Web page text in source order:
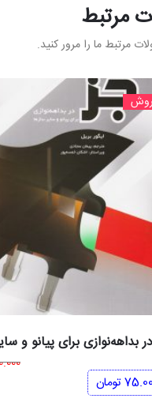
مرتبط
مرتبط ما را مرور کنید.
بداهه‌نوازی برای پیانو و
تومان